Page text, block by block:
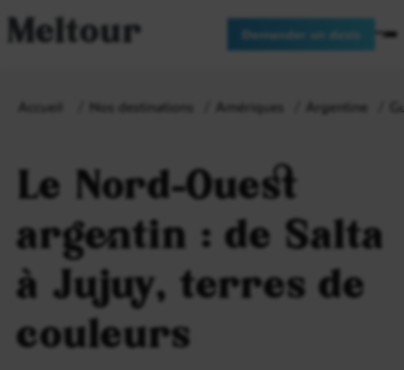
Meltour Demander un devis
Accueil Nos destinations Amériques Argentine
Le Nord-Ouest
argentin : de Salta
à Jujuy, terres de
couleurs